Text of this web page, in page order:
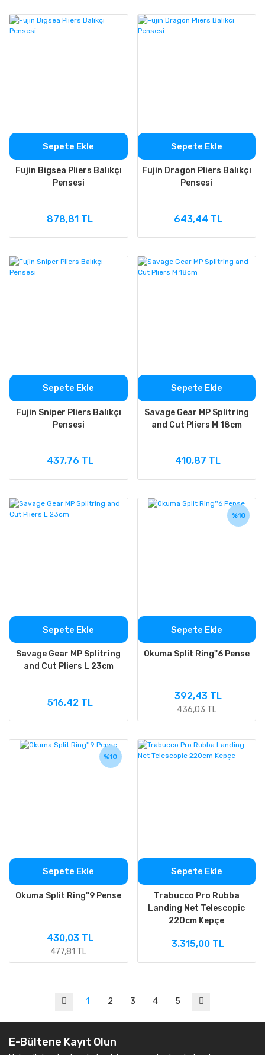
Sepete Ekle
Fujin Bigsea Pliers Balıkçı
Pensesi
878,81 TL
Sepete Ekle
Fujin Dragon Pliers Balıkçı
Pensesi
643,44 TL
Sepete Ekle
Fujin Sniper Pliers Balıkçı
Pensesi
437,76 TL
Sepete Ekle
Savage Gear MP Splitring
and Cut Pliers M 18cm
410,87 TL
Sepete Ekle
Savage Gear MP Splitring
and Cut Pliers L 23cm
516,42 TL
%10
Sepete Ekle
Okuma Split Ring''6 Pense
392,43 TL
436,03 TL
%10
Sepete Ekle
Okuma Split Ring''9 Pense
430,03 TL
477,81 TL
Sepete Ekle
Trabucco Pro Rubba
Landing Net Telescopic
220cm Kepçe
3.315,00 TL
1 2 3 4 5
E-Bültene Kayıt Olun